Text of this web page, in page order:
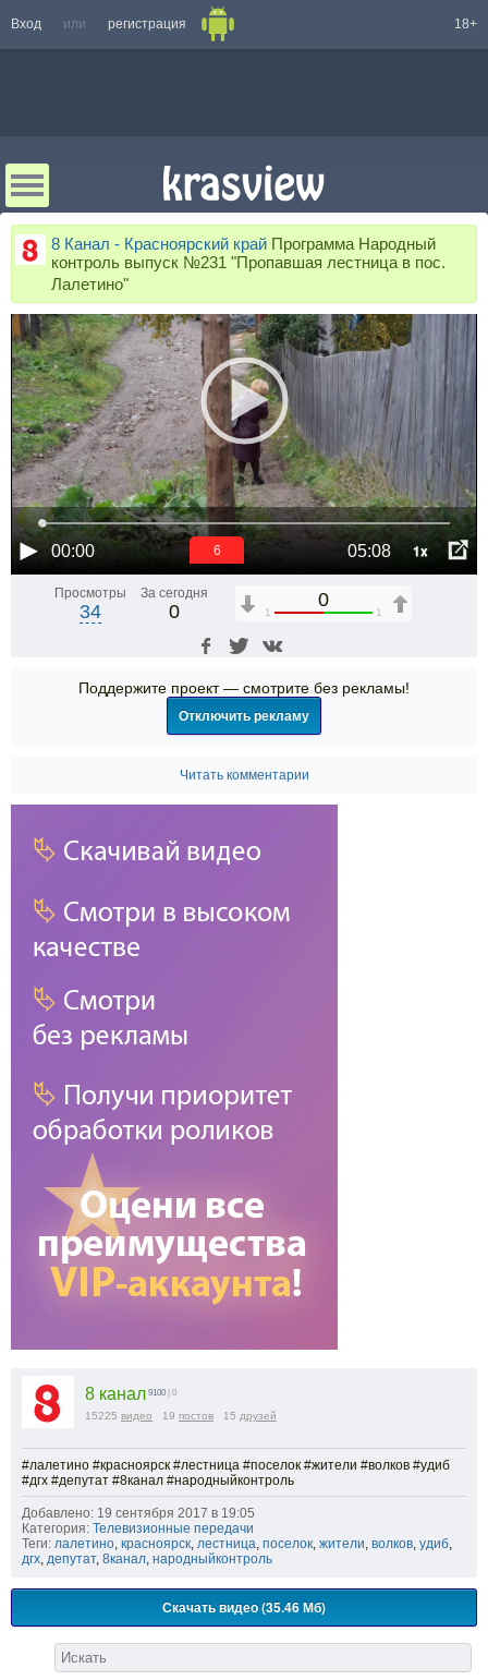
Вход или регистрация 18+
8 Канал - Красноярский край Программа Народный
контроль выпуск №231 "Пропавшая лестница в пос.
Лалетино"
00:00 05:08 1x
6
Просмотры
34
За сегодня
0
0
1 1
Поддержите проект — смотрите без рекламы!
Отключить рекламу
Читать комментарии
8 канал 9100 | 0
15225 видео 19 постов 15 друзей
#лалетино #красноярск #лестница #поселок #жители #волков #удиб
#дгх #депутат #8канал #народныйконтроль
Добавлено: 19 сентября 2017 в 19:05
Категория: Телевизионные передачи
Теги: лалетино, красноярск, лестница, поселок, жители, волков, удиб,
дгх, депутат, 8канал, народныйконтроль
Скачать видео (35.46 Мб)